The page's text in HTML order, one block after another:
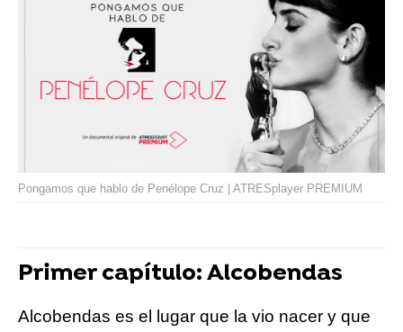
Pongamos que hablo de Penélope Cruz | ATRESplayer PREMIUM
Primer capítulo: Alcobendas
Alcobendas es el lugar que la vio nacer y que